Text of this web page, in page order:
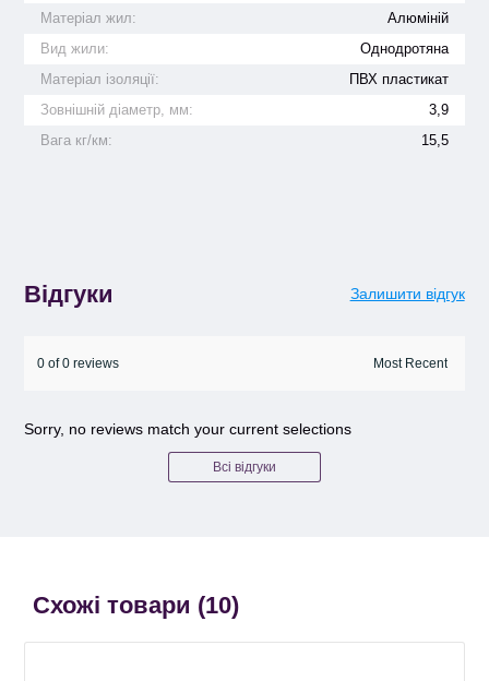
Матеріал жил:
Алюміній
Вид жили:
Однодротяна
Матеріал ізоляції:
ПВХ пластикат
Зовнішній діаметр, мм:
3,9
Вага кг/км:
15,5
Відгуки Залишити відгук
0 of 0 reviews
Sorry, no reviews match your current selections
Всі відгуки
Схожі товари (10)